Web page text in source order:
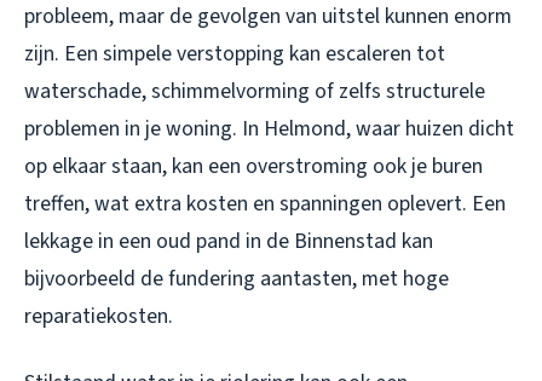
probleem, maar de gevolgen van uitstel kunnen enorm
zijn. Een simpele verstopping kan escaleren tot
waterschade, schimmelvorming of zelfs structurele
problemen in je woning. In Helmond, waar huizen dicht
op elkaar staan, kan een overstroming ook je buren
treffen, wat extra kosten en spanningen oplevert. Een
lekkage in een oud pand in de Binnenstad kan
bijvoorbeeld de fundering aantasten, met hoge
reparatiekosten.